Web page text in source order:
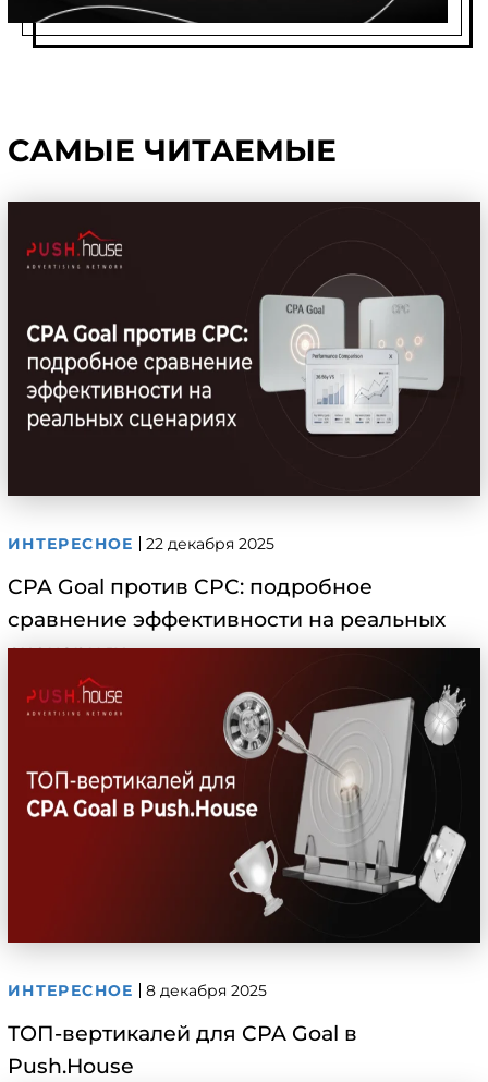
САМЫЕ ЧИТАЕМЫЕ
ИНТЕРЕСНОЕ 22 декабря 2025
CPA Goal против CPC: подробное
сравнение эффективности на реальных
сценариях
ИНТЕРЕСНОЕ 8 декабря 2025
ТОП-вертикалей для CPA Goal в
Push.House